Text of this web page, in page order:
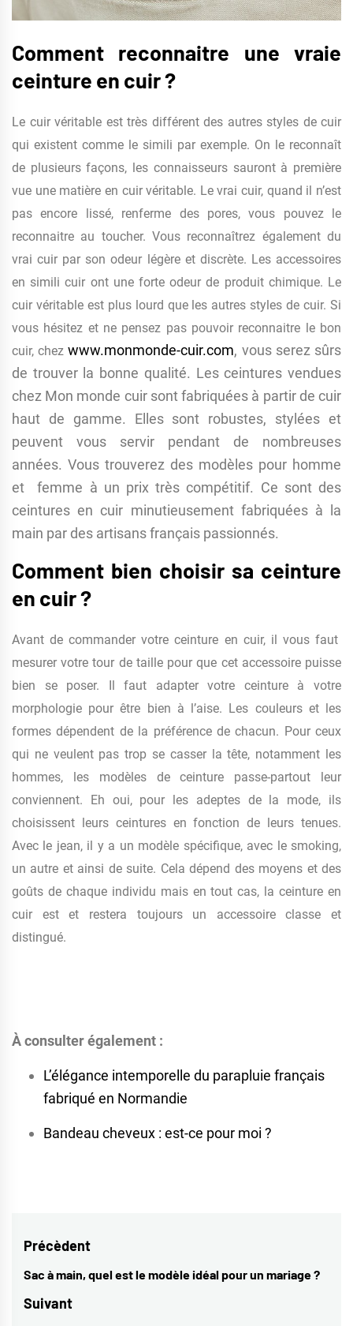
Comment reconnaitre une vraie
ceinture en cuir ?
Le cuir véritable est très différent des autres styles de cuir
qui existent comme le simili par exemple. On le reconnaît
de plusieurs façons, les connaisseurs sauront à première
vue une matière en cuir véritable. Le vrai cuir, quand il n’est
pas encore lissé, renferme des pores, vous pouvez le
reconnaitre au toucher. Vous reconnaîtrez également du
vrai cuir par son odeur légère et discrète. Les accessoires
en simili cuir ont une forte odeur de produit chimique. Le
cuir véritable est plus lourd que les autres styles de cuir. Si
vous hésitez et ne pensez pas pouvoir reconnaitre le bon
cuir, chezwww.monmonde-cuir.com, vous serez sûrs
de trouver la bonne qualité. Les ceintures vendues
chez Mon monde cuir sont fabriquées à partir de cuir
haut de gamme. Elles sont robustes, stylées et
peuvent vous servir pendant de nombreuses
années. Vous trouverez des modèles pour homme
et
femme à un prix très compétitif. Ce sont des
ceintures en cuir minutieusement fabriquées à la
main par des artisans français passionnés.
Comment bien choisir sa ceinture
en cuir ?
Avant de commander votre ceinture en cuir, il vous faut
mesurer votre tour de taille pour que cet accessoire puisse
bien se poser. Il faut adapter votre ceinture à votre
morphologie pour être bien à l’aise. Les couleurs et les
formes dépendent de la préférence de chacun. Pour ceux
qui ne veulent pas trop se casser la tête, notamment les
hommes, les modèles de ceinture passe-partout leur
conviennent. Eh oui, pour les adeptes de la mode, ils
choisissent leurs ceintures en fonction de leurs tenues.
Avec le jean, il y a un modèle spécifique, avec le smoking,
un autre et ainsi de suite. Cela dépend des moyens et des
goûts de chaque individu mais en tout cas, la ceinture en
cuir est et restera toujours un accessoire classe et
distingué.
À consulter également :
L’élégance intemporelle du parapluie français
fabriqué en Normandie
Bandeau cheveux : est-ce pour moi ?
Navigation
de
l’article
Précèdent
Previous
post:
Sac à main, quel est le modèle idéal pour un mariage ?
Suivant